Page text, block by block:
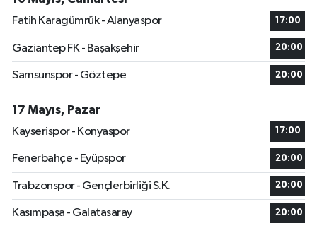
Fatih Karagümrük - Alanyaspor
17:00
Gaziantep FK - Başakşehir 20:00
Samsunspor - Göztepe 20:00
17 Mayıs, Pazar
Kayserispor - Konyaspor
17:00
Fenerbahçe - Eyüpspor 20:00
Trabzonspor - Gençlerbirliği S.K. 20:00
Kasımpaşa - Galatasaray 20:00